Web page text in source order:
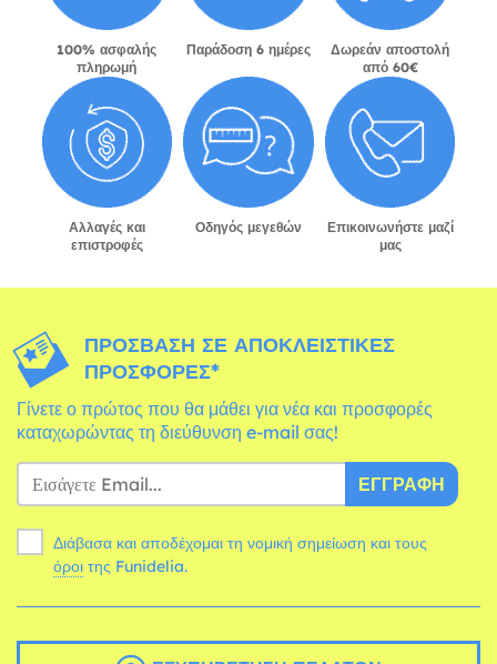
100% ασφαλής
πληρωμή
Παράδοση 6 ημέρες
Δωρεάν αποστολή
από 60€
Αλλαγές και
επιστροφές
Οδηγός μεγεθών
Επικοινωνήστε μαζί
μας
ΠΡΌΣΒΑΣΗ ΣΕ ΑΠΟΚΛΕΙΣΤΙΚΈΣ
ΠΡΟΣΦΟΡΈΣ*
Γίνετε ο πρώτος που θα μάθει για νέα και προσφορές
καταχωρώντας τη διεύθυνση e-mail σας!
ΕΓΓΡΑΦΉ
Διάβασα και αποδέχομαι τη νομική σημείωση και τους
όροι της Funidelia.